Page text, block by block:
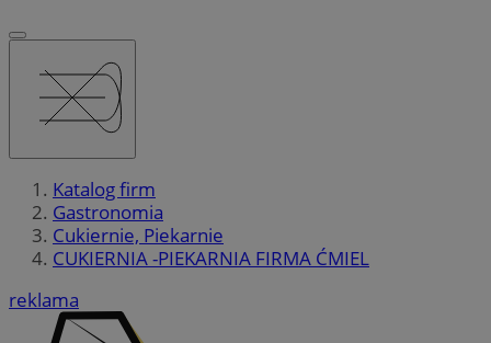
Katalog firm
Gastronomia
Cukiernie, Piekarnie
CUKIERNIA -PIEKARNIA FIRMA ĆMIEL
reklama